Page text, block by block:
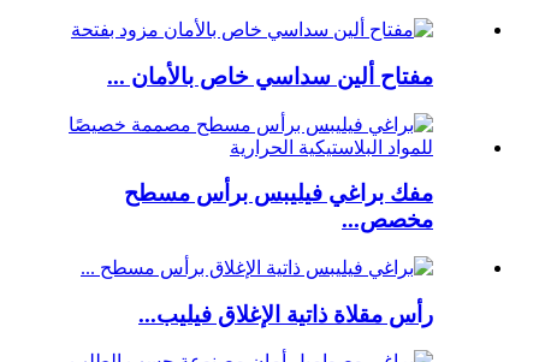
مفتاح ألين سداسي خاص بالأمان ...
مفك براغي فيليبس برأس مسطح
مخصص...
رأس مقلاة ذاتية الإغلاق فيليب...